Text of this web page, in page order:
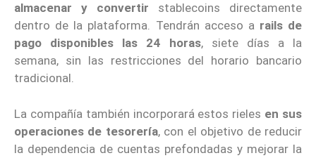
almacenar y convertir stablecoins directamente
dentro de la plataforma. Tendrán acceso a rails de
pago disponibles las 24 horas, siete días a la
semana, sin las restricciones del horario bancario
tradicional.
La compañía también incorporará estos rieles en sus
operaciones de tesorería, con el objetivo de reducir
la dependencia de cuentas prefondadas y mejorar la